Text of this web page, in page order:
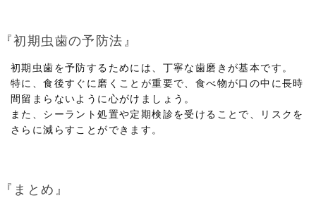
『初期虫歯の予防法』
初期虫歯を予防するためには、丁寧な歯磨きが基本です。
特に、食後すぐに磨くことが重要で、食べ物が口の中に長時
間留まらないように心がけましょう。
また、シーラント処置や定期検診を受けることで、リスクを
さらに減らすことができます。
『まとめ』